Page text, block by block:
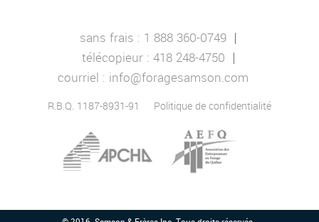
sans frais : 1 888 360-0749
télécopieur : 418 248-4750
courriel : info@foragesamson.com
R.B.Q. 1187-8931-91 Politique de confidentialité